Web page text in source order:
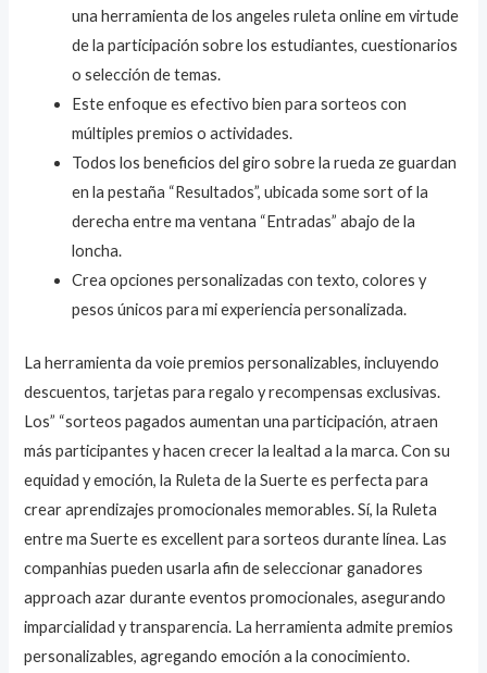
una herramienta de los angeles ruleta online em virtude
de la participación sobre los estudiantes, cuestionarios
o selección de temas.
Este enfoque es efectivo bien para sorteos con
múltiples premios o actividades.
Todos los beneficios del giro sobre la rueda ze guardan
en la pestaña “Resultados”, ubicada some sort of la
derecha entre ma ventana “Entradas” abajo de la
loncha.
Crea opciones personalizadas con texto, colores y
pesos únicos para mi experiencia personalizada.
La herramienta da voie premios personalizables, incluyendo
descuentos, tarjetas para regalo y recompensas exclusivas.
Los” “sorteos pagados aumentan una participación, atraen
más participantes y hacen crecer la lealtad a la marca. Con su
equidad y emoción, la Ruleta de la Suerte es perfecta para
crear aprendizajes promocionales memorables. Sí, la Ruleta
entre ma Suerte es excellent para sorteos durante línea. Las
companhias pueden usarla afin de seleccionar ganadores
approach azar durante eventos promocionales, asegurando
imparcialidad y transparencia. La herramienta admite premios
personalizables, agregando emoción a la conocimiento.